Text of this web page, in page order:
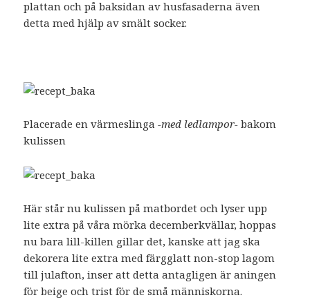
plattan och på baksidan av husfasaderna även
detta med hjälp av smält socker.
Placerade en värmeslinga -med ledlampor-bakom
kulissen
Här står nu kulissen på matbordet och lyser upp
lite extra på våra mörka decemberkvällar, hoppas
nu bara lill-killen gillar det, kanske att jag ska
dekorera lite extra med färgglatt non-stop lagom
till julafton, inser att detta antagligen är aningen
för beige och trist för de små människorna.